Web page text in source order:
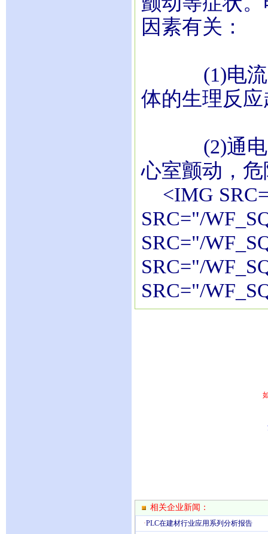
因素有关：
(1)电流的
体的生理反
(2)通电时
心室颤动，
<IMG
SRC="/
SRC="/
SRC="/
SRC="/
相关企业新闻：
·PLC在建材行业应用系列分析报告